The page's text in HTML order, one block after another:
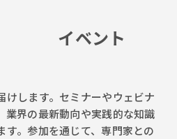
イベント
けします。セミナーやウェビナ
業界の最新動向や実践的な知識
す。参加を通じて、専門家との